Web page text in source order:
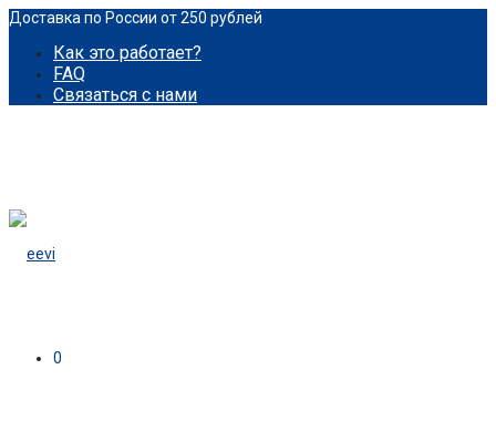
Доставка по России от 250 рублей
Как это работает?
FAQ
Связаться с нами
0